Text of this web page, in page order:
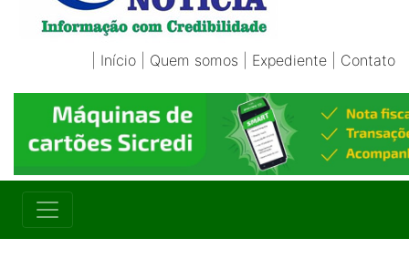
Início Quem somos Expediente Contato